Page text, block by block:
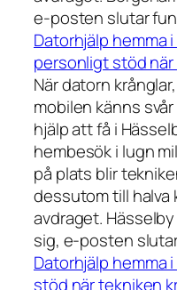
e-posten slutar
Datorhjälp hemma
personligt stöd
När datorn
mobilen känns
hjälp att få i
hembesök i lugn
på plats blir
dessutom till halva
avdraget.
sig, e-posten
Datorhjälp hemma
stöd när tekniken